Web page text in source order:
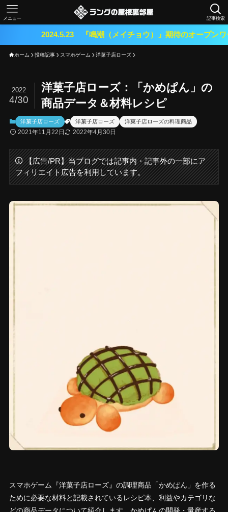
記事検索
メニュー
『鳴潮（メイチョウ）』期待のオープンワールドRPGが
ホーム 投稿記事 スマホゲーム 洋菓子店ローズ
洋菓子店ローズ：「かめぱん」の
商品データ＆材料レシピ
2022
4/30
洋菓子店ローズ 洋菓子店ローズ 洋菓子店ローズの料理商品
2021年11月22日 2022年4月30日
【広告/PR】当ブログでは記事内・記事外の一部にア
フィリエイト広告を利用しています。
スマホゲーム『洋菓子店ローズ』の調理商品「かめぱん」を作る
ために必要な材料と記載されているレシピ本、利益やカテゴリな